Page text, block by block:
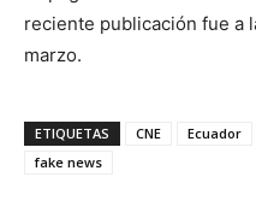
reciente publicación fue a
marzo.
ETIQUETAS CNE Ecuador
fake news